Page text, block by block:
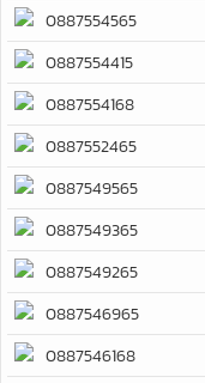
0887554565
0887554415
0887554168
0887552465
0887549565
0887549365
0887549265
0887546965
0887546168